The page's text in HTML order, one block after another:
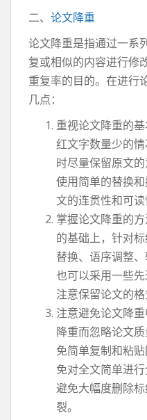
二、 论文降重
论文降重是指通过一系
复或相似的内容进行修
重复率的目的。在进行
几点：
重视论文降重的
红文字数量少的
时尽量保留原文
使用简单的替换
文的连贯性和可读
掌握论文降重的
的基础上，针对
替换、语序调整
也可以采用一些先
注意保留论文的格
注意避免论文降
降重而忽略论文
免简单复制和粘
免对全文简单进
避免大幅度删除
裂。